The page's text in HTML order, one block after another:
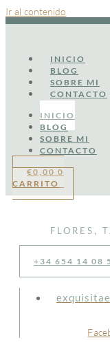
Ir al contenido
INICIO
BLOG
SOBRE MI
CONTACTO
INICIO
BLOG
SOBRE MI
CONTACTO
€0,00 0
CARRITO
FLORES,
+34 654 14 08